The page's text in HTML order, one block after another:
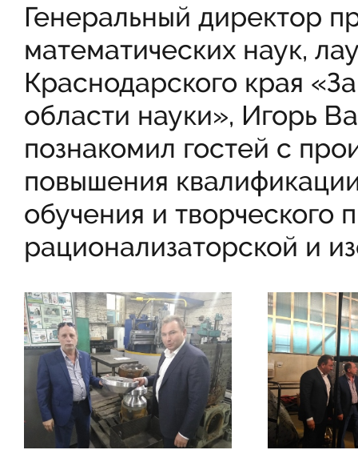
Генеральный директор
математических наук,
Краснодарского края
области науки», Игорь
познакомил гостей с
повышения
обучения и творческого
рационализаторской и